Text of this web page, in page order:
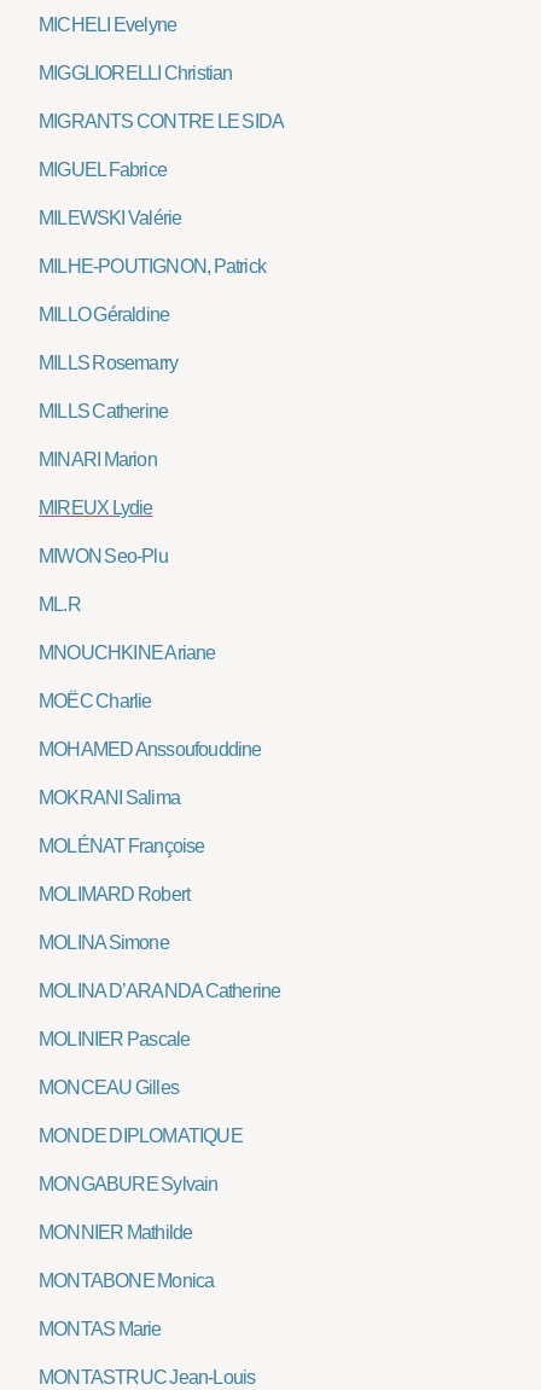
MICHELI Evelyne
MIGGLIORELLI Christian
MIGRANTS CONTRE LE SIDA
MIGUEL Fabrice
MILEWSKI Valérie
MILHE-POUTIGNON, Patrick
MILLO Géraldine
MILLS Rosemarry
MILLS Catherine
MINARI Marion
MIREUX Lydie
MIWON Seo-Plu
ML.R
MNOUCHKINE Ariane
MOËC Charlie
MOHAMED Anssoufouddine
MOKRANI Salima
MOLÉNAT Françoise
MOLIMARD Robert
MOLINA Simone
MOLINA D’ARANDA Catherine
MOLINIER Pascale
MONCEAU Gilles
MONDE DIPLOMATIQUE
MONGABURE Sylvain
MONNIER Mathilde
MONTABONE Monica
MONTAS Marie
MONTASTRUC Jean-Louis